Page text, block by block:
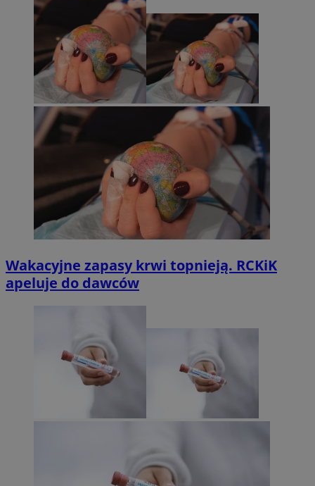
Wakacyjne zapasy krwi topnieją. RCKiK
apeluje do dawców